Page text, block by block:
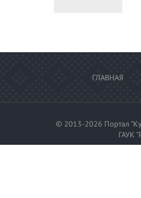
ГЛАВНАЯ
© 2013-2026 Портал
ГАУК